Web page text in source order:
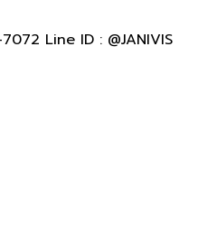
Line ID : @JANIVIS